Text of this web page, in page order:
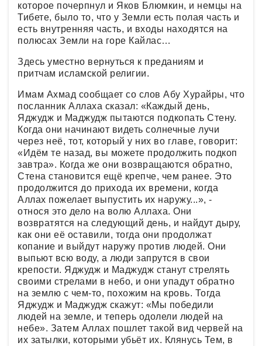
которое почерпнул и Яков Блюмкин, и немцы на
Тибете, было то, что у Земли есть полая часть и
есть внутренняя часть, и входы находятся на
полюсах Земли на горе Кайлас…
Здесь уместно вернуться к преданиям и
притчам исламской религии.
Имам Ахмад сообщает со слов Абу Хурайры, что
посланник Аллаха сказал: «Каждый день,
Яджудж и Маджудж пытаются подкопать Стену.
Когда они начинают видеть солнечные лучи
через неё, тот, который у них во главе, говорит:
«Идём те назад, вы можете продолжить подкоп
завтра». Когда же они возвращаются обратно,
Стена становится ещё крепче, чем ранее. Это
продолжится до прихода их времени, когда
Аллах пожелает выпустить их наружу...», -
относя это дело на волю Аллаха. Они
возвратятся на следующий день, и найдут дыру,
как они её оставили, тогда они продолжат
копание и выйдут наружу против людей. Они
выпьют всю воду, а люди запрутся в свои
крепости. Яджудж и Маджудж станут стрелять
своими стрелами в небо, и они упадут обратно
на землю с чем-то, похожим на кровь. Тогда
Яджудж и Маджудж скажут: «Мы победили
людей на земле, и теперь одолели людей на
небе». Затем Аллах пошлет такой вид червей на
их затылки, которыми убьёт их. Клянусь Тем, в